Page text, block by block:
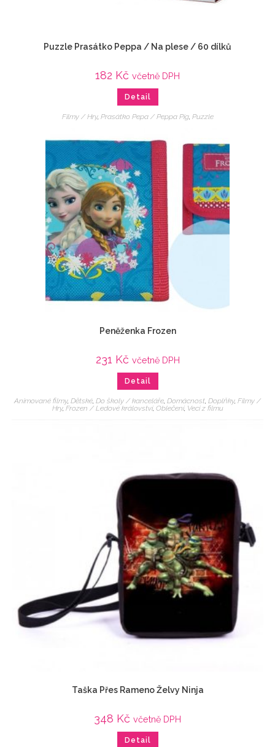
Puzzle Prasátko Peppa / Na plese / 60 dílků
182 Kč včetně DPH
Detail
Filmy / Hry, Prasátko Pepa / Peppa Pig, Puzzle
Peněženka Frozen
231 Kč včetně DPH
Detail
Animované filmy, Dětské, Do školy / kanceláře, Domácnost, Doplňky, Filmy /
Hry, Frozen / Ledové království, Oblečení, Veci z filmu
Taška Přes Rameno Želvy Ninja
348 Kč včetně DPH
Detail